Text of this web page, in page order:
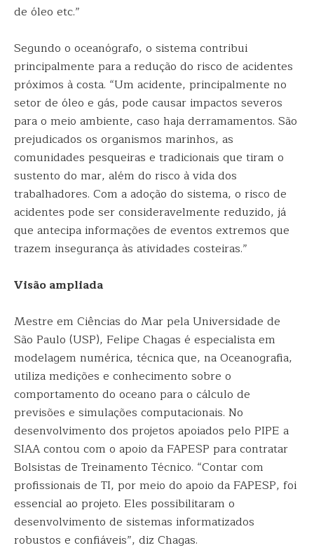
de óleo etc.”
Segundo o oceanógrafo, o sistema contribui
principalmente para a redução do risco de acidentes
próximos à costa. “Um acidente, principalmente no
setor de óleo e gás, pode causar impactos severos
para o meio ambiente, caso haja derramamentos. São
prejudicados os organismos marinhos, as
comunidades pesqueiras e tradicionais que tiram o
sustento do mar, além do risco à vida dos
trabalhadores. Com a adoção do sistema, o risco de
acidentes pode ser consideravelmente reduzido, já
que antecipa informações de eventos extremos que
trazem insegurança às atividades costeiras.”
Visão ampliada
Mestre em Ciências do Mar pela Universidade de
São Paulo (USP), Felipe Chagas é especialista em
modelagem numérica, técnica que, na Oceanografia,
utiliza medições e conhecimento sobre o
comportamento do oceano para o cálculo de
previsões e simulações computacionais. No
desenvolvimento dos projetos apoiados pelo PIPE a
SIAA contou com o apoio da FAPESP para contratar
Bolsistas de Treinamento Técnico. “Contar com
profissionais de TI, por meio do apoio da FAPESP, foi
essencial ao projeto. Eles possibilitaram o
desenvolvimento de sistemas informatizados
robustos e confiáveis”, diz Chagas.